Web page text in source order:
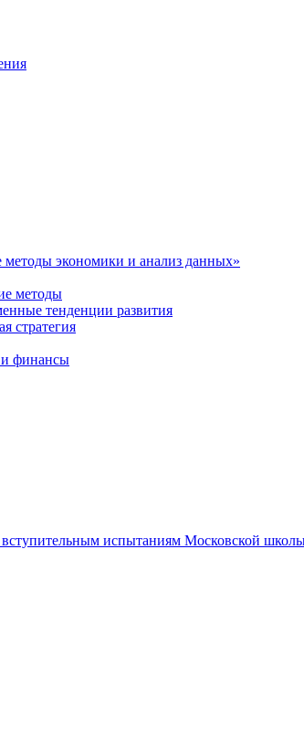
экономики и анализ данных»
методы
тенденции развития
стратегия
финансы
вступительным испытаниям Московской